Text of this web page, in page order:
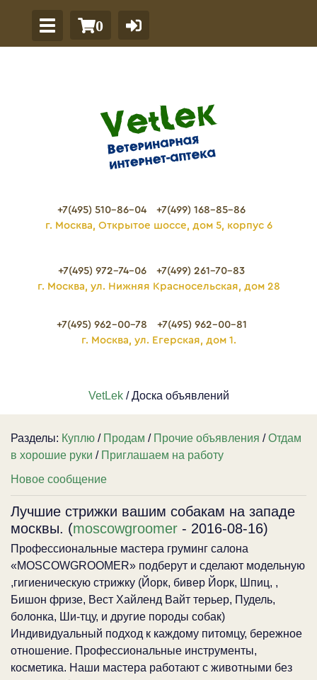
0
+7(495) 510-86-04
+7(499) 168-85-86
г. Москва, Открытое шоссе, дом 5, корпус 6
+7(495) 972-74-06
+7(499) 261-70-83
г. Москва, ул. Нижняя Красносельская, дом 28
+7(495) 962-00-78
+7(495) 962-00-81
г. Москва, ул. Егерская, дом 1.
VetLek/ Доска объявлений
Разделы: Куплю / Продам / Прочие объявления /Отдам
в хорошие руки / Приглашаем на работу
Новое сообщение
Лучшие стрижки вашим собакам на западе
москвы. (moscowgroomer - 2016-08-16)
Профессиональные мастера груминг салона
«MOSCOWGROOMER» подберут и сделают модельную
,гигиеническую стрижку (Йорк, бивер Йорк, Шпиц, ,
Бишон фризе, Вест Хайленд Вайт терьер, Пудель,
болонка, Ши-тцу, и другие породы собак)
Индивидуальный подход к каждому питомцу, бережное
отношение. Профессиональные инструменты,
косметика. Наши мастера работают с животными без